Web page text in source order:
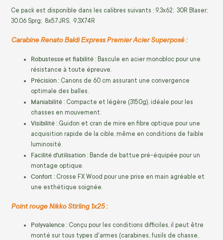
Ce pack est disponible dans les calibres suivants : 9,3x62; 30R Blaser;
30.06 Sprg; 8x57JRS, 9,3X74R
Carabine Renato Baldi Express Premier Acier Superposé :
Robustesse et fiabilité : Bascule en acier monobloc pour une
résistance à toute épreuve.
Précision : Canons de 60 cm assurant une convergence
optimale des balles.
Maniabilité : Compacte et légère (3150g), idéale pour les
chasses en mouvement.
Visibilité : Guidon et cran de mire en fibre optique pour une
acquisition rapide de la cible, même en conditions de faible
luminosité.
Facilité d'utilisation : Bande de battue pré-équipée pour un
montage optique.
Confort : Crosse FX Wood pour une prise en main agréable et
une esthétique soignée.
Point rouge Nikko Stirling 1x25 :
Polyvalence : Conçu pour les conditions difficiles, il peut être
monté sur tous types d'armes (carabines, fusils de chasse,